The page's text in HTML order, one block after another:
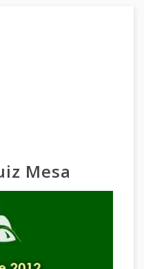
Mesa